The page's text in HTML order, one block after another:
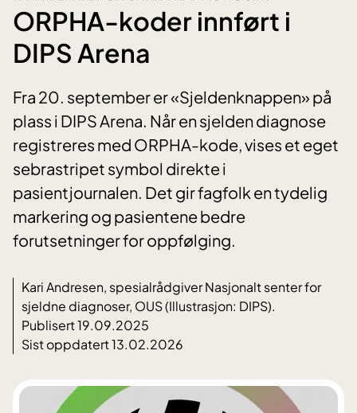
ORPHA-koder innført i
DIPS Arena
Fra 20. september er «Sjeldenknappen» på
plass i DIPS Arena. Når en sjelden diagnose
registreres med ORPHA-kode, vises et eget
sebrastripet symbol direkte i
pasientjournalen. Det gir fagfolk en tydelig
markering og pasientene bedre
forutsetninger for oppfølging.
Kari Andresen, spesialrådgiver Nasjonalt senter for
sjeldne diagnoser, OUS (Illustrasjon: DIPS).
Publisert 19.09.2025
Sist oppdatert 13.02.2026